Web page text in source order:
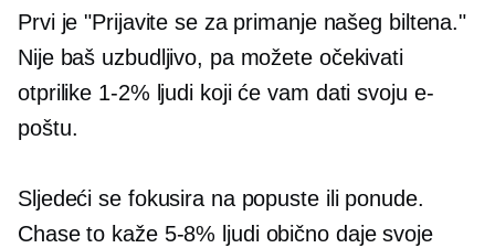
Prvi je "Prijavite se za primanje našeg biltena."
Nije baš uzbudljivo, pa možete očekivati ​​
otprilike 1-2% ljudi koji će vam dati svoju e-
poštu.
Sljedeći se fokusira na popuste ili ponude.
Chase to kaže 5-8% ljudi obično daje svoje